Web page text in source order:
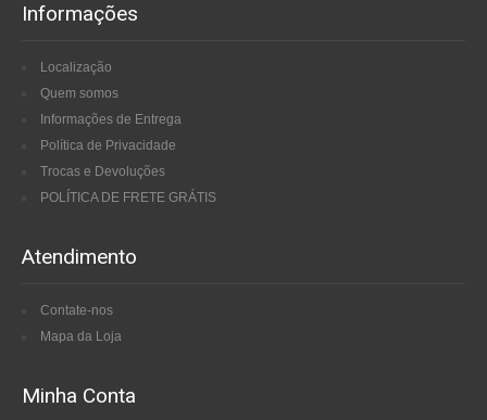
Informações
Localização
Quem somos
Informações de Entrega
Política de Privacidade
Trocas e Devoluções
POLÍTICA DE FRETE GRÁTIS
Atendimento
Contate-nos
Mapa da Loja
Minha Conta